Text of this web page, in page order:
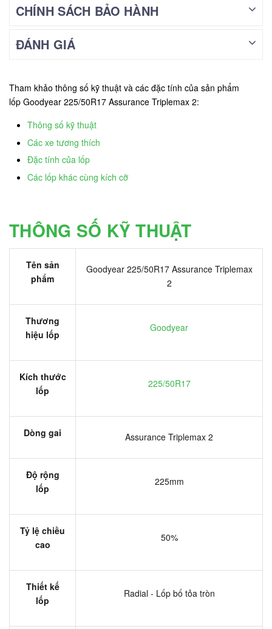
CHÍNH SÁCH BẢO HÀNH
ĐÁNH GIÁ
Tham khảo thông số kỹ thuật và các đặc tính của sản phẩm
lốp Goodyear 225/50R17 Assurance Triplemax 2:
Thông số kỹ thuật
Các xe tương thích
Đặc tính của lốp
Các lốp khác cùng kích cỡ
THÔNG SỐ KỸ THUẬT
Tên sản
phẩm
Goodyear 225/50R17 Assurance Triplemax
2
Thương
hiệu lốp
Goodyear
Kích thước
lốp
225/50R17
Dòng gai Assurance Triplemax 2
Độ rộng
lốp
225mm
Tỷ lệ chiều
cao
50%
Thiết kế
lốp
Radial - Lốp bố tỏa tròn